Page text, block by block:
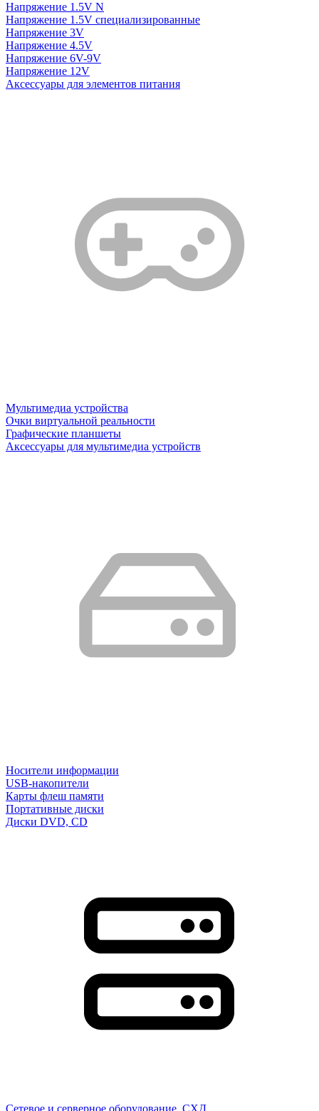
Напряжение 1.5V N
Напряжение 1.5V специализированные
Напряжение 3V
Напряжение 4.5V
Напряжение 6V-9V
Напряжение 12V
Аксессуары для элементов питания
Мультимедиа устройства
Очки виртуальной реальности
Графические планшеты
Аксессуары для мультимедиа устройств
Носители информации
USB-накопители
Карты флеш памяти
Портативные диски
Диски DVD, CD
Сетевое и серверное оборудование, СХД